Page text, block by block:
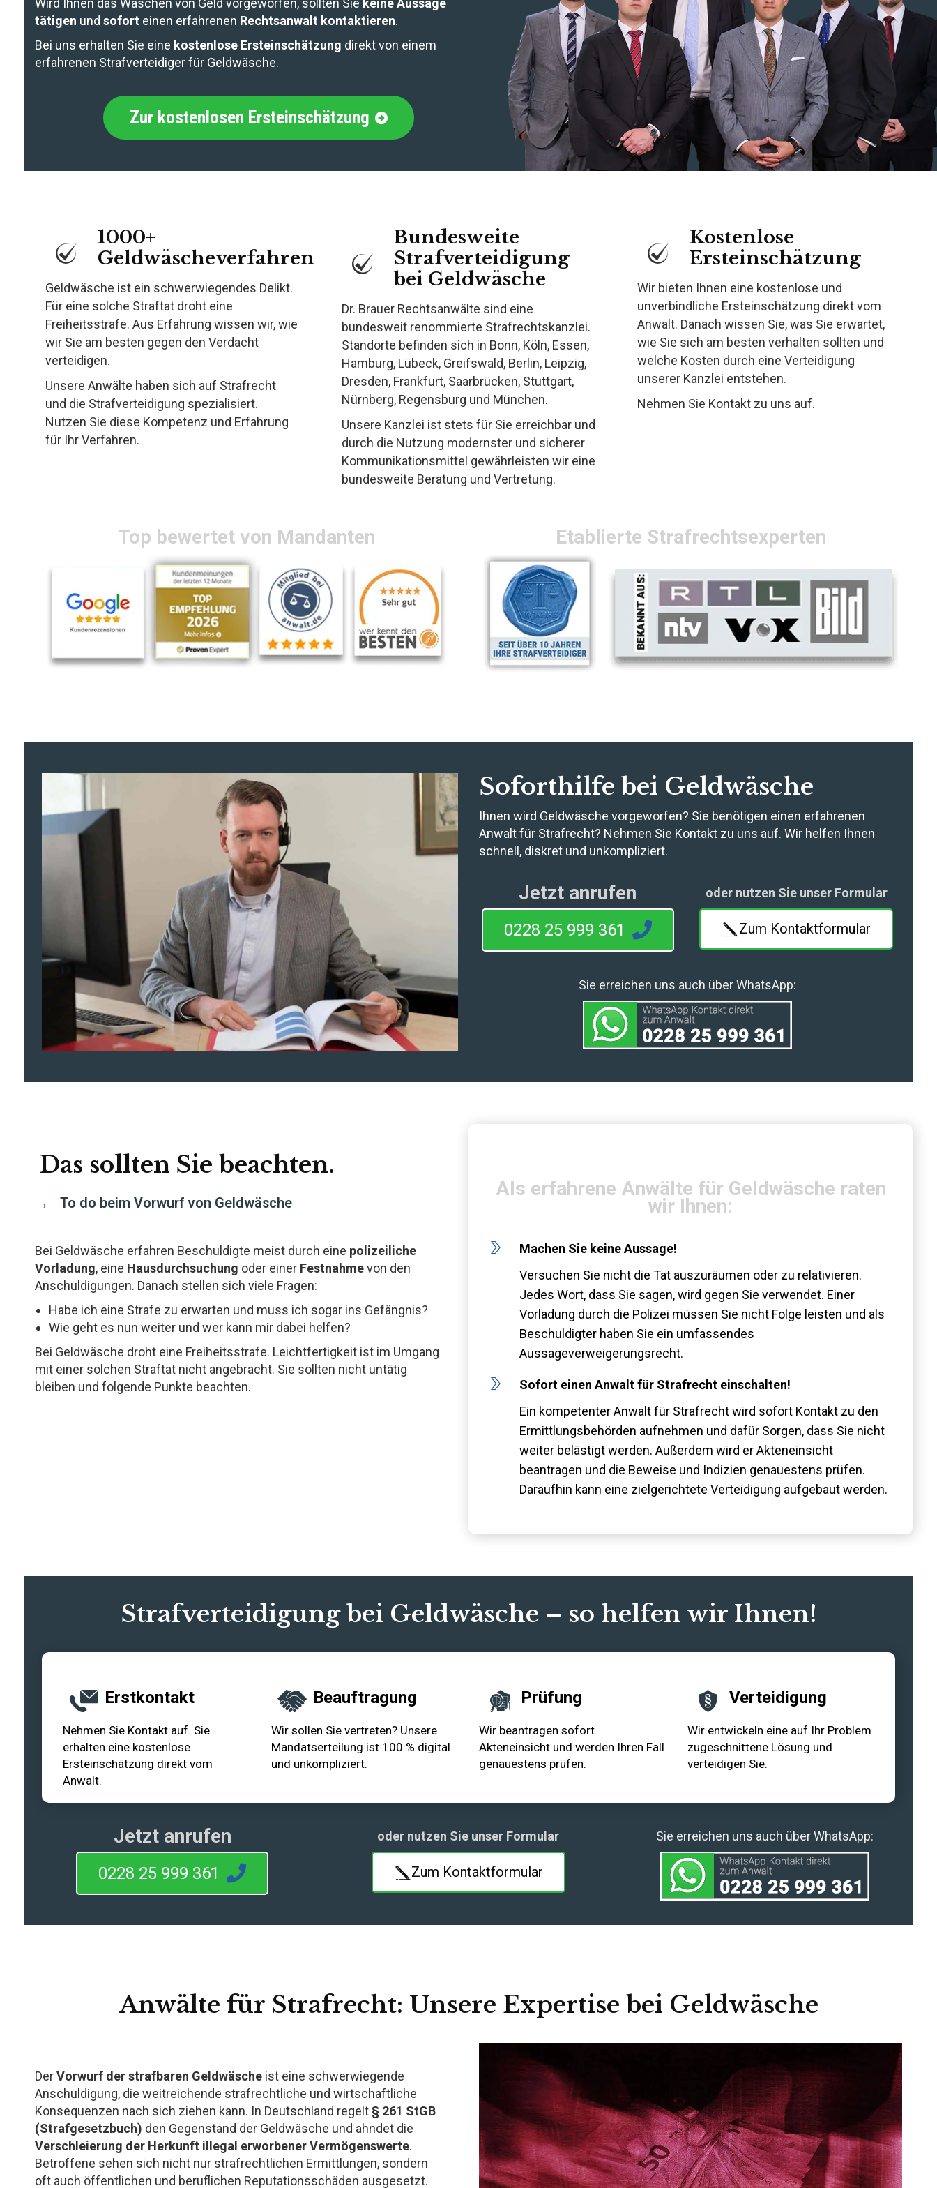
Wird Ihnen das Waschen von Geld vorgeworfen, sollten Sie keine Aussage
tätigen und sofort einen erfahrenen Rechtsanwalt kontaktieren.
Bei uns erhalten Sie eine kostenlose Ersteinschätzung direkt von einem
erfahrenen Strafverteidiger für Geldwäsche.
Zur kostenlosen Ersteinschätzung
1000+
Geldwäscheverfahren
Geldwäsche ist ein schwerwiegendes Delikt.
Für eine solche Straftat droht eine
Freiheitsstrafe. Aus Erfahrung wissen wir, wie
wir Sie am besten gegen den Verdacht
verteidigen.
Unsere Anwälte haben sich auf Strafrecht
und die Strafverteidigung spezialisiert.
Nutzen Sie diese Kompetenz und Erfahrung
für Ihr Verfahren.
Bundesweite
Strafverteidigung
bei Geldwäsche
Dr. Brauer Rechtsanwälte sind eine
bundesweit renommierte Strafrechtskanzlei.
Standorte befinden sich in Bonn, Köln, Essen,
Hamburg, Lübeck, Greifswald, Berlin, Leipzig,
Dresden, Frankfurt, Saarbrücken, Stuttgart,
Nürnberg, Regensburg und München.
Unsere Kanzlei ist stets für Sie erreichbar und
durch die Nutzung modernster und sicherer
Kommunikationsmittel gewährleisten wir eine
bundesweite Beratung und Vertretung.
Kostenlose
Ersteinschätzung
Wir bieten Ihnen eine kostenlose und
unverbindliche Ersteinschätzung direkt vom
Anwalt. Danach wissen Sie, was Sie erwartet,
wie Sie sich am besten verhalten sollten und
welche Kosten durch eine Verteidigung
unserer Kanzlei entstehen.
Nehmen Sie Kontakt zu uns auf.
Top bewertet von Mandanten Etablierte Strafrechtsexperten
Soforthilfe bei Geldwäsche
Ihnen wird Geldwäsche vorgeworfen? Sie benötigen einen erfahrenen
Anwalt für Strafrecht? Nehmen Sie Kontakt zu uns auf. Wir helfen Ihnen
schnell, diskret und unkompliziert.
Jetzt anrufen
0228 25 999 361
oder nutzen Sie unser Formular
Zum Kontaktformular
Sie erreichen uns auch über WhatsApp:
Das sollten Sie beachten.
To do beim Vorwurf von Geldwäsche
Bei Geldwäsche erfahren Beschuldigte meist durch eine polizeiliche
Vorladung, eine Hausdurchsuchung oder einer Festnahmevon den
Anschuldigungen. Danach stellen sich viele Fragen:
Habe ich eine Strafe zu erwarten und muss ich sogar ins Gefängnis?
Wie geht es nun weiter und wer kann mir dabei helfen?
Bei Geldwäsche droht eine Freiheitsstrafe. Leichtfertigkeit ist im Umgang
mit einer solchen Straftat nicht angebracht. Sie sollten nicht untätig
bleiben und folgende Punkte beachten.
Als erfahrene Anwälte für Geldwäsche raten
wir Ihnen:
Machen Sie keine Aussage!
Versuchen Sie nicht die Tat auszuräumen oder zu relativieren.
Jedes Wort, dass Sie sagen, wird gegen Sie verwendet. Einer
Vorladung durch die Polizei müssen Sie nicht Folge leisten und als
Beschuldigter haben Sie ein umfassendes
Aussageverweigerungsrecht.
Sofort einen Anwalt für Strafrecht einschalten!
Ein kompetenter Anwalt für Strafrecht wird sofort Kontakt zu den
Ermittlungsbehörden aufnehmen und dafür Sorgen, dass Sie nicht
weiter belästigt werden. Außerdem wird er Akteneinsicht
beantragen und die Beweise und Indizien genauestens prüfen.
Daraufhin kann eine zielgerichtete Verteidigung aufgebaut werden.
Strafverteidigung bei Geldwäsche – so helfen wir Ihnen!
Erstkontakt
Nehmen Sie Kontakt auf. Sie
erhalten eine kostenlose
Ersteinschätzung direkt vom
Anwalt.
Beauftragung
Wir sollen Sie vertreten? Unsere
Mandatserteilung ist 100 % digital
und unkompliziert.
Prüfung
Wir beantragen sofort
Akteneinsicht und werden Ihren Fall
genauestens prüfen.
Verteidigung
Wir entwickeln eine auf Ihr Problem
zugeschnittene Lösung und
verteidigen Sie.
Jetzt anrufen
0228 25 999 361
oder nutzen Sie unser Formular
Zum Kontaktformular
Sie erreichen uns auch über WhatsApp:
Anwälte für Strafrecht: Unsere Expertise bei Geldwäsche
DerVorwurf der strafbaren Geldwäsche ist eine schwerwiegende
Anschuldigung, die weitreichende strafrechtliche und wirtschaftliche
Konsequenzen nach sich ziehen kann. In Deutschland regelt § 261 StGB
(Strafgesetzbuch) den Gegenstand der Geldwäsche und ahndet die
Verschleierung der Herkunft illegal erworbener Vermögenswerte.
Betroffene sehen sich nicht nur strafrechtlichen Ermittlungen, sondern
oft auch öffentlichen und beruflichen Reputationsschäden ausgesetzt.